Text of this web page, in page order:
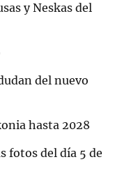
y Neskas del
del nuevo
hasta 2028
fotos del día 5 de